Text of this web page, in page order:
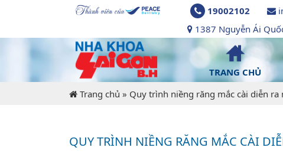
19002102
1387 Nguyễn Ái
TRANG CHỦ
Trang chủ » Quy trình niềng răng mắc cài diễn ra
QUY TRÌNH NIỀNG RĂNG MẮC CÀI